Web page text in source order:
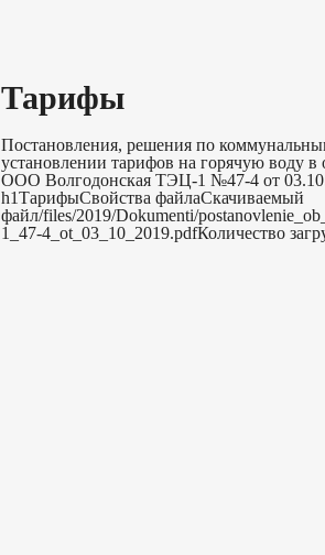
Тарифы
Постановления, решения по
установлении тарифов на горячую воду
ООО Волгодонская ТЭЦ-1 №47-4 от
h1ТарифыСвойства файлаСкачиваемый
файл/files/2019/Dokumenti/
1_47-4_ot_03_10_2019.pdfКоличество